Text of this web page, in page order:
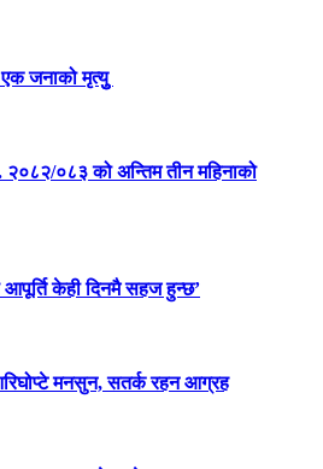
जनाको मृत्युु
२०८२/०८३ को अन्तिम तीन महिनाको
केही दिनमै सहज हुन्छ’
मनसुन, सतर्क रहन आग्रह